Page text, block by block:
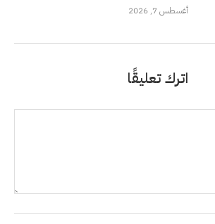
أغسطس 7, 2026
اترك تعليقًا